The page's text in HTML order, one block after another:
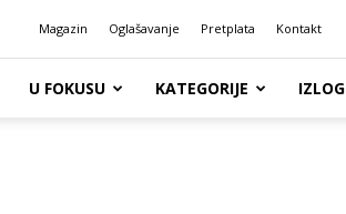
Magazin Oglašavanje Pretplata Kontakt
U FOKUSU KATEGORIJE IZLOG